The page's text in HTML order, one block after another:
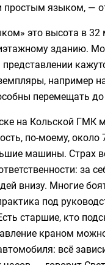
языком, —
это высота в 32
зданию.
например
перемещать
на Кольской ГМК
по-моему, около
машины. Страх
за
внизу. Многие
под
старшие, кто
краном
всё